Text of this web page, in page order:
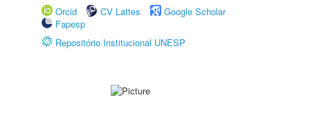
Orcid
CV Lattes
Google Scholar
Fapesp
Repositório Institucional UNESP